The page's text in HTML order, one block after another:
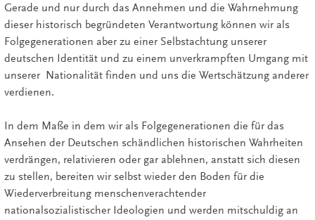
Gerade und nur durch das Annehmen und die Wahrnehmung
dieser historisch begründeten Verantwortung können wir als
Folgegenerationen aber zu einer Selbstachtung unserer
deutschen Identität und zu einem unverkrampften Umgang mit
unserer Nationalität finden und uns die Wertschätzung anderer
verdienen.
In dem Maße in dem wir als Folgegenerationen die für das
Ansehen der Deutschen schändlichen historischen Wahrheiten
verdrängen, relativieren oder gar ablehnen, anstatt sich diesen
zu stellen, bereiten wir selbst wieder den Boden für die
Wiederverbreitung menschenverachtender
nationalsozialistischer Ideologien und werden mitschuldig an